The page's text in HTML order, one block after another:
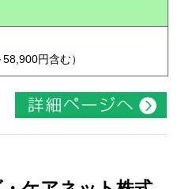
円含む）